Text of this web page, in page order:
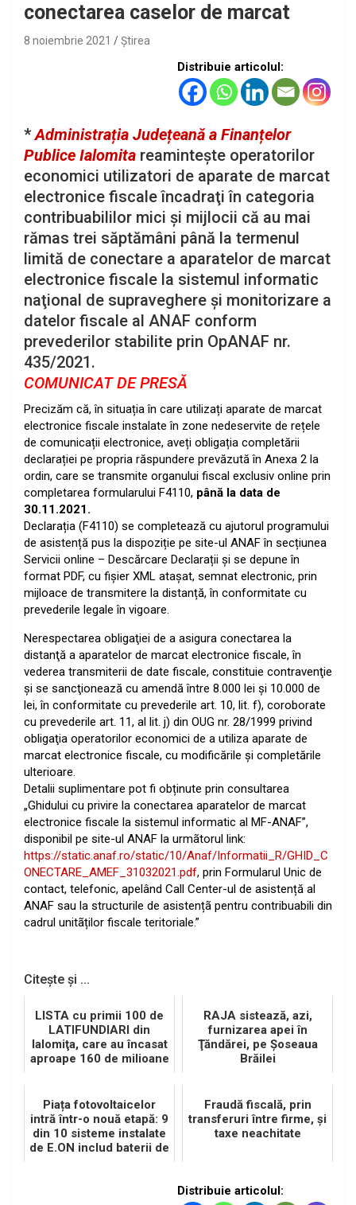
conectarea caselor de marcat
8 noiembrie 2021 Ştirea
Distribuie articolul:
*Administrația Județeană a Finanțelor
Publice Ialomita reamintește operatorilor
economici utilizatori de aparate de marcat
electronice fiscale încadraţi în categoria
contribuabililor mici şi mijlocii că au mai
rămas trei săptămâni până la termenul
limită de conectare a aparatelor de marcat
electronice fiscale la sistemul informatic
naţional de supraveghere şi monitorizare a
datelor fiscale al ANAF conform
prevederilor stabilite prin OpANAF nr.
435/2021.
COMUNICAT DE PRESĂ
Precizăm că, în situația în care utilizați aparate de marcat
electronice fiscale instalate în zone nedeservite de rețele
de comunicații electronice, aveți obligația completării
declarației pe propria răspundere prevăzută în Anexa 2 la
ordin, care se transmite organului fiscal exclusiv online prin
completarea formularului F4110, până la data de
30.11.2021.
Declarația (F4110) se completează cu ajutorul programului
de asistență pus la dispoziție pe site-ul ANAF în secțiunea
Servicii online – Descărcare Declarații şi se depune în
format PDF, cu fişier XML ataşat, semnat electronic, prin
mijloace de transmitere la distanță, în conformitate cu
prevederile legale în vigoare.
Nerespectarea obligaţiei de a asigura conectarea la
distanţă a aparatelor de marcat electronice fiscale, în
vederea transmiterii de date fiscale, constituie contravenţie
şi se sancţionează cu amendă între 8.000 lei şi 10.000 de
lei, în conformitate cu prevederile art. 10, lit. f), coroborate
cu prevederile art. 11, al lit. j) din OUG nr. 28/1999 privind
obligaţia operatorilor economici de a utiliza aparate de
marcat electronice fiscale, cu modificările şi completările
ulterioare.
Detalii suplimentare pot fi obținute prin consultarea
„Ghidului cu privire la conectarea aparatelor de marcat
electronice fiscale la sistemul informatic al MF-ANAF”,
disponibil pe site-ul ANAF la urmãtorul link:
https://static.anaf.ro/static/10/Anaf/Informatii_R/GHID_C
ONECTARE_AMEF_31032021.pdf, prin Formularul Unic de
contact, telefonic, apelând Call Center-ul de asistență al
ANAF sau la structurile de asistențã pentru contribuabili din
cadrul unitãților fiscale teritoriale.”
Citește și ...
LISTA cu primii 100 de
LATIFUNDIARI din
Ialomiţa, care au încasat
aproape 160 de milioane
RAJA sistează, azi,
furnizarea apei în
Ţăndărei, pe Şoseaua
Brăilei
Piața fotovoltaicelor
intră într-o nouă etapă: 9
din 10 sisteme instalate
de E.ON includ baterii de
Fraudă fiscală, prin
transferuri între firme, şi
taxe neachitate
Distribuie articolul: